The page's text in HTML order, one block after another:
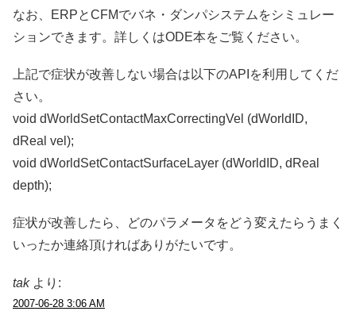
なお、ERPとCFMでバネ・ダンパシステムをシミュレー
ションできます。詳しくはODE本をご覧ください。
上記で症状が改善しない場合は以下のAPIを利用してくだ
さい。
void dWorldSetContactMaxCorrectingVel (dWorldID,
dReal vel);
void dWorldSetContactSurfaceLayer (dWorldID, dReal
depth);
症状が改善したら、どのパラメータをどう変えたらうまく
いったか連絡頂ければありがたいです。
tak より:
2007-06-28 3:06 AM